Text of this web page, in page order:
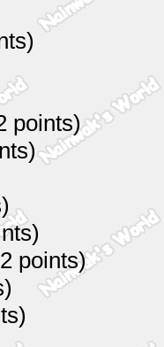
points)
points)